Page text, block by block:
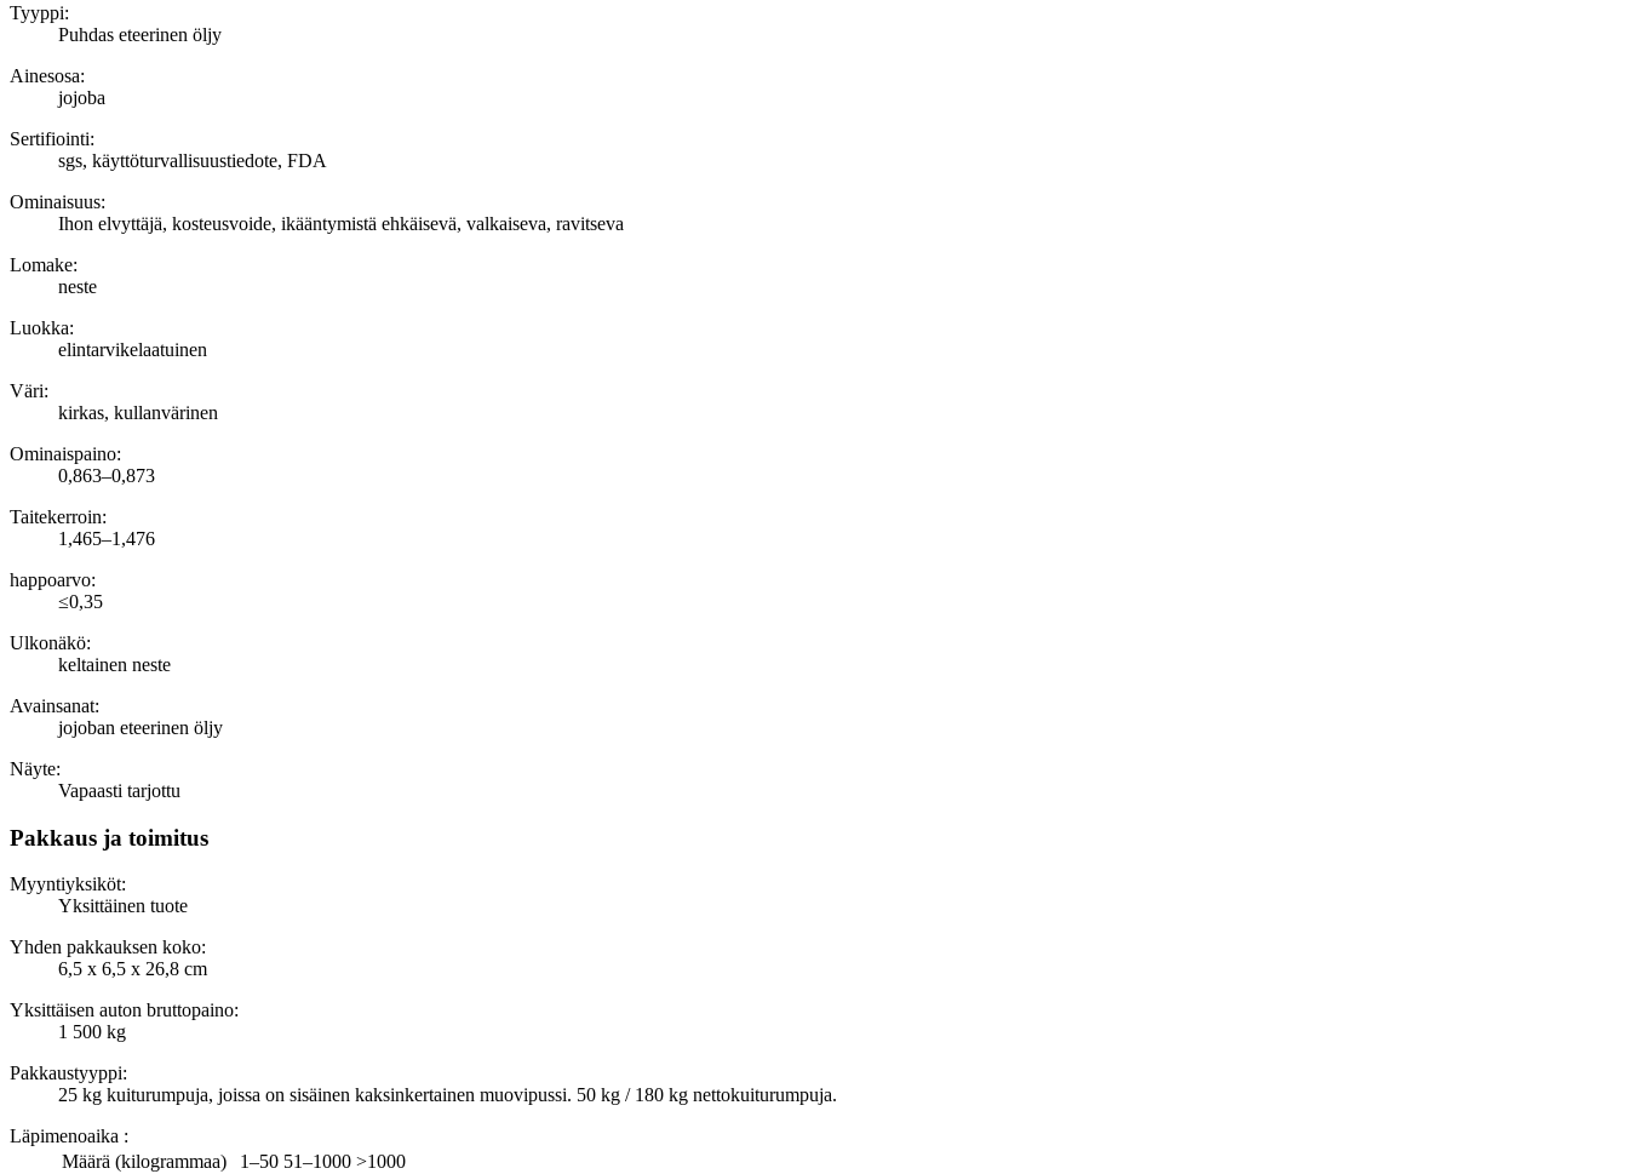
Tyyppi:
Puhdas eteerinen öljy
Ainesosa:
jojoba
Sertifiointi:
sgs, käyttöturvallisuustiedote, FDA
Ominaisuus:
Ihon elvyttäjä, kosteusvoide, ikääntymistä ehkäisevä, valkaiseva, ravitseva
Lomake:
neste
Luokka:
elintarvikelaatuinen
Väri:
kirkas, kullanvärinen
Ominaispaino:
0,863–0,873
Taitekerroin:
1,465–1,476
happoarvo:
≤0,35
Ulkonäkö:
keltainen neste
Avainsanat:
jojoban eteerinen öljy
Näyte:
Vapaasti tarjottu
Pakkaus ja toimitus
Myyntiyksiköt:
Yksittäinen tuote
Yhden pakkauksen koko:
6,5 x 6,5 x 26,8 cm
Yksittäisen auton bruttopaino:
1 500 kg
Pakkaustyyppi:
25 kg kuiturumpuja, joissa on sisäinen kaksinkertainen muovipussi. 50 kg / 180 kg nettokuiturumpuja.
Läpimenoaika :
Määrä (kilogrammaa)
1–50 51–1000 >1000